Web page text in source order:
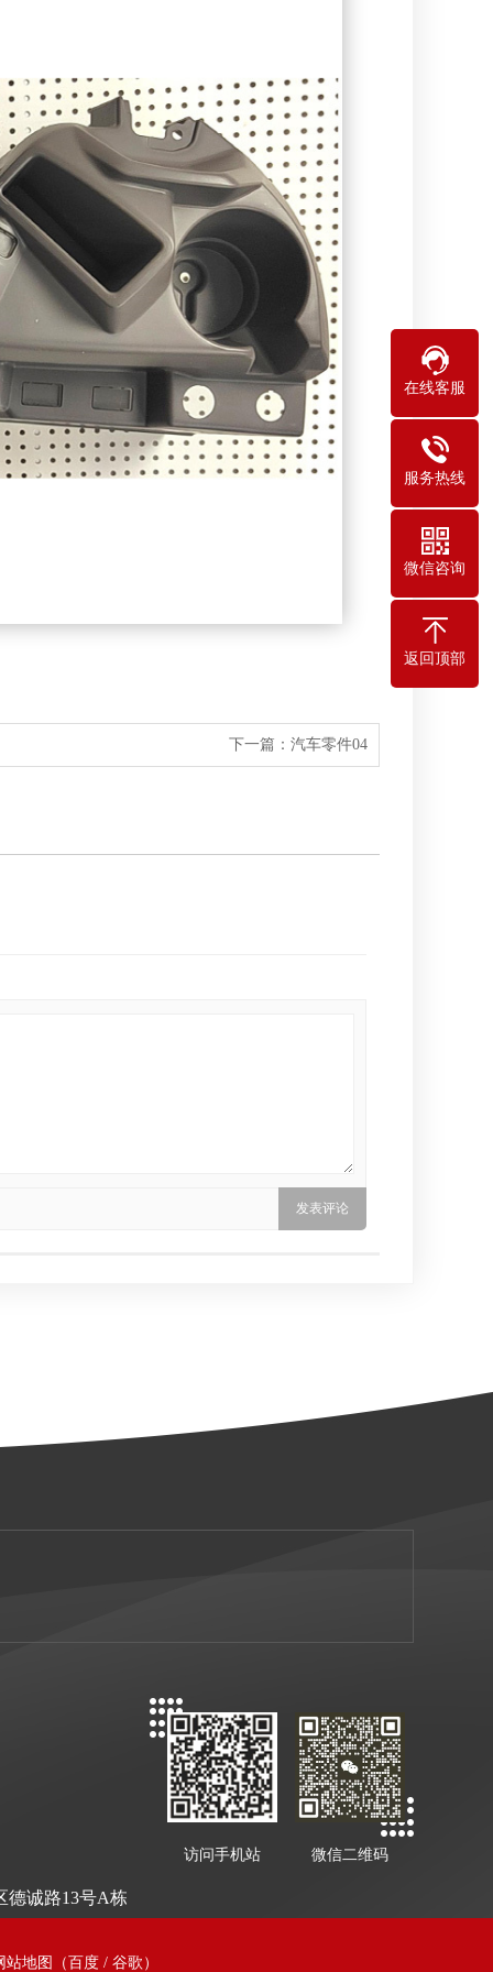
下一篇： 汽车零件04
诚路13号A栋
访问手机站 微信二维码
站地图 （百度/ 谷歌 ）
在线客服
服务热线
微信咨询
返回顶部